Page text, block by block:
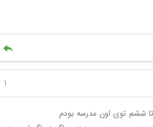
1
ششم توی اون مدرسه بودم